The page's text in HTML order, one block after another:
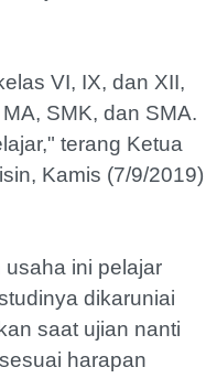
VI, IX, dan XII,
SMK, dan SMA.
terang Ketua
Kamis (7/9/2019)
ini pelajar
dikaruniai
saat ujian nanti
harapan